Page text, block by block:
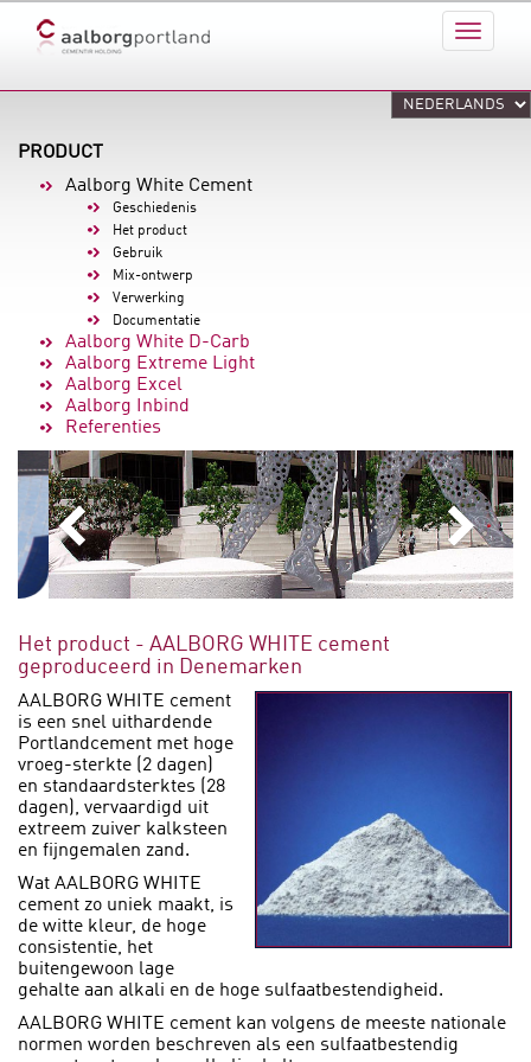
PRODUCT
Aalborg White Cement
Geschiedenis
Het product
Gebruik
Mix-ontwerp
Verwerking
Documentatie
Aalborg White D-Carb
Aalborg Extreme Light
Aalborg Excel
Aalborg Inbind
Referenties
Het product - AALBORG WHITE cement
geproduceerd in Denemarken
AALBORG WHITE cement
is een snel uithardende
Portlandcement met hoge
vroeg-sterkte (2 dagen)
en standaardsterktes (28
dagen), vervaardigd uit
extreem zuiver kalksteen
en fijngemalen zand.
Wat AALBORG WHITE
cement zo uniek maakt, is
de witte kleur, de hoge
consistentie, het
buitengewoon lage
gehalte aan alkali en de hoge sulfaatbestendigheid.
AALBORG WHITE cement kan volgens de meeste nationale
normen worden beschreven als een sulfaatbestendig